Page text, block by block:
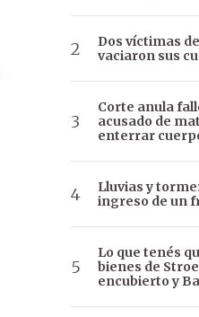
Dos víctimas
vaciaron sus
Corte anula
acusado de
enterrar
Lluvias y
ingreso de un
Lo que tenés
bienes de
encubierto y